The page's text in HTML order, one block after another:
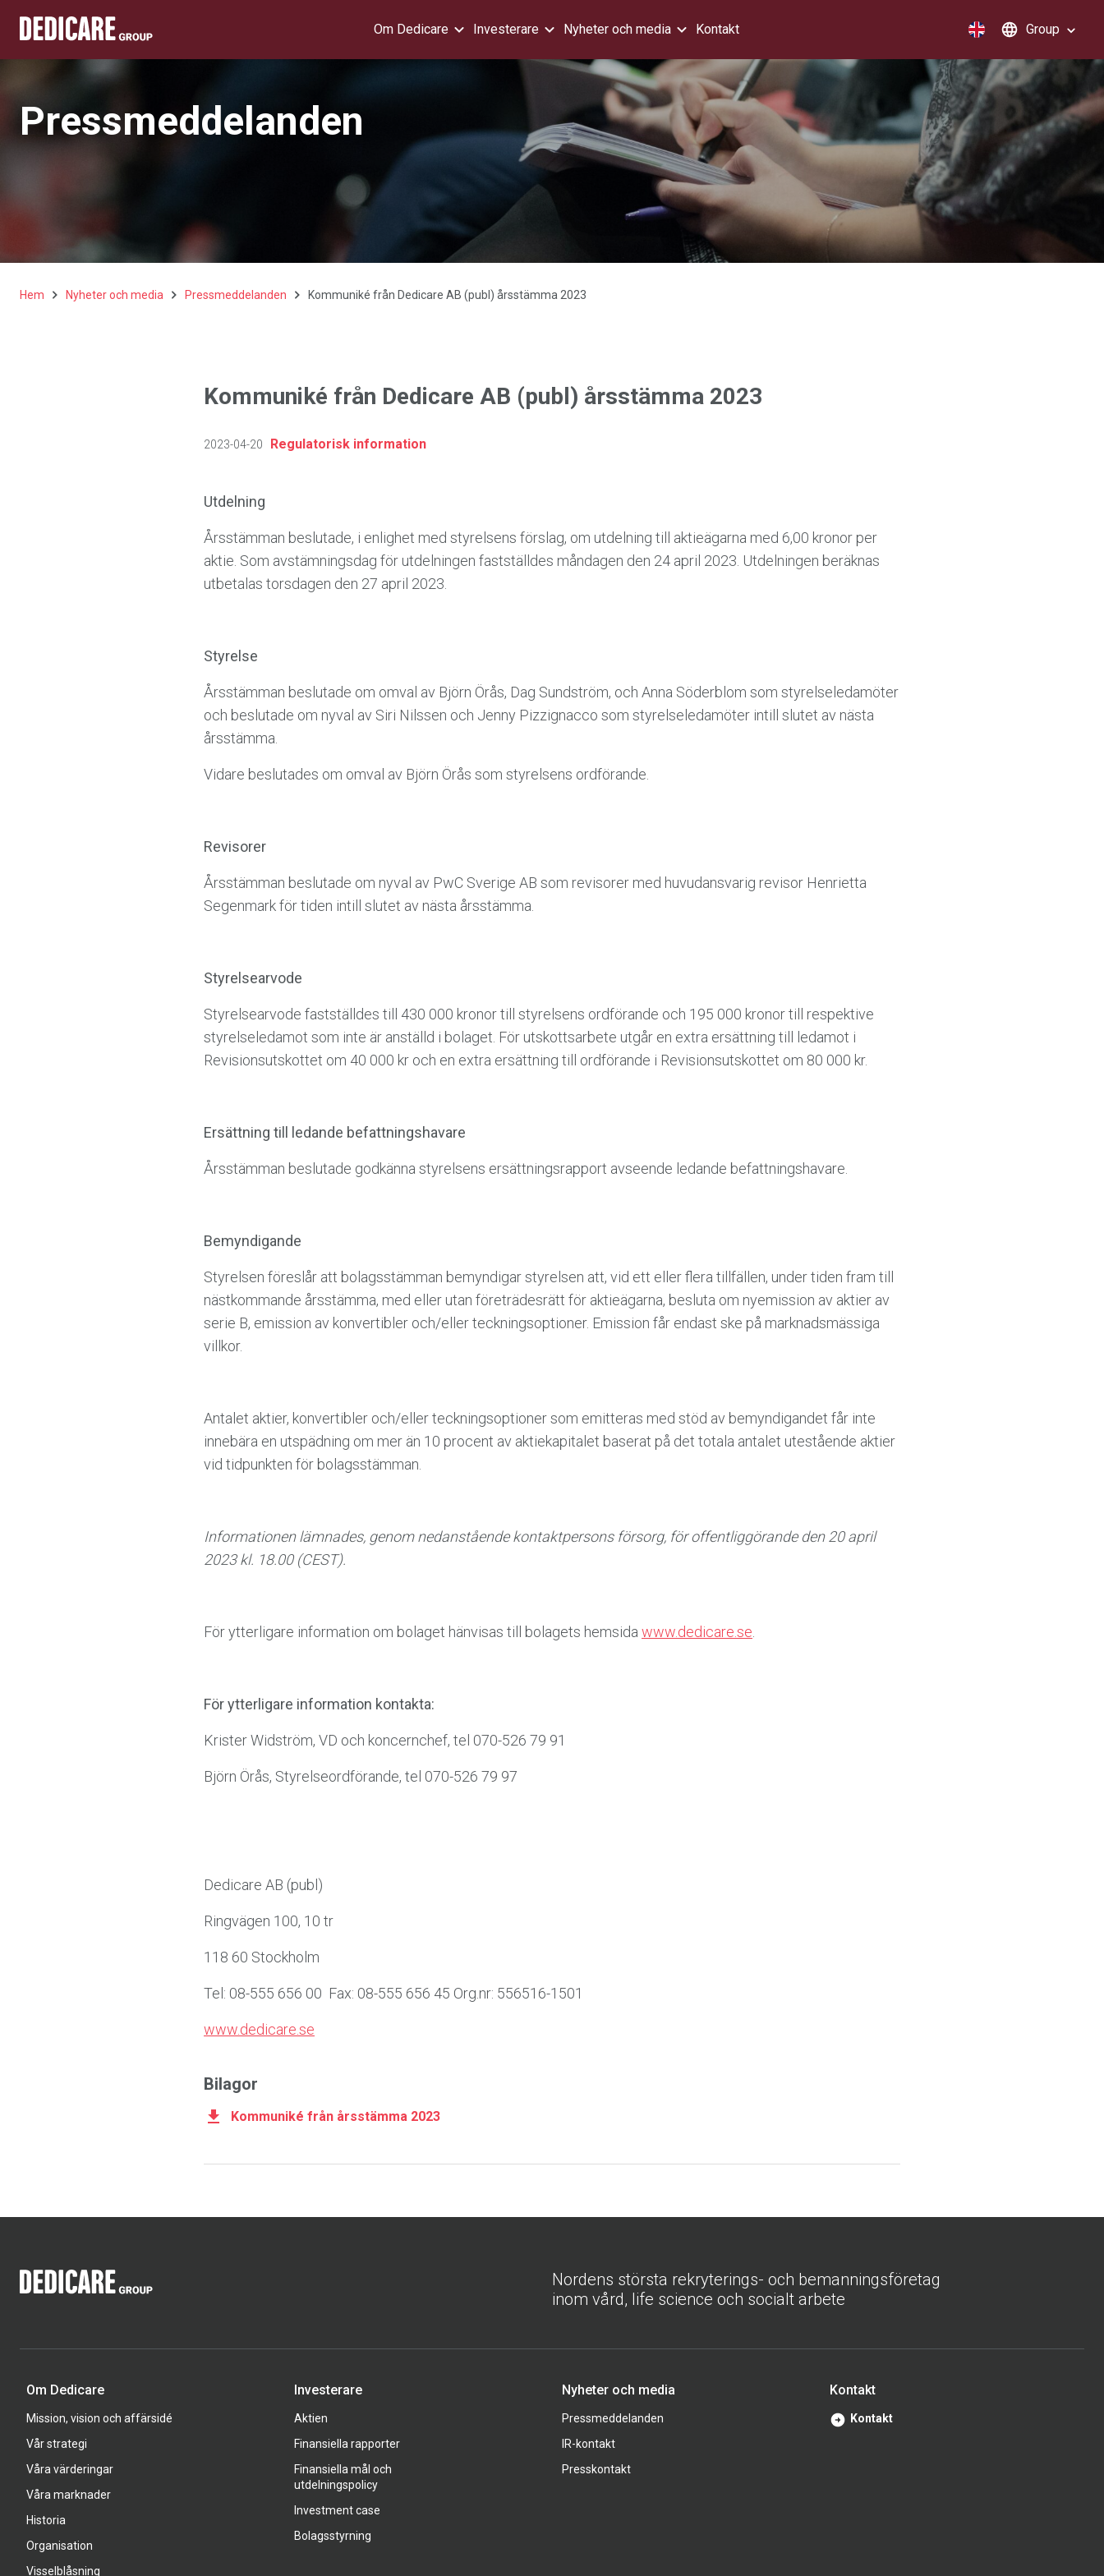
Om Dedicare Investerare Nyheter och media Kontakt Group
Pressmeddelanden
Hem Nyheter och media Pressmeddelanden Kommuniké från Dedicare AB (publ) årsstämma 2023
Kommuniké från Dedicare AB (publ) årsstämma 2023
2023-04-20 Regulatorisk information
Utdelning
Årsstämman beslutade, i enlighet med styrelsens förslag, om utdelning till aktieägarna med 6,00 kronor per
aktie. Som avstämningsdag för utdelningen fastställdes måndagen den 24 april 2023. Utdelningen beräknas
utbetalas torsdagen den 27 april 2023.
Styrelse
Årsstämman beslutade om omval av Björn Örås, Dag Sundström, och Anna Söderblom som styrelseledamöter
och beslutade om nyval av Siri Nilssen och Jenny Pizzignacco som styrelseledamöter intill slutet av nästa
årsstämma.
Vidare beslutades om omval av Björn Örås som styrelsens ordförande.
Revisorer
Årsstämman beslutade om nyval av PwC Sverige AB som revisorer med huvudansvarig revisor Henrietta
Segenmark för tiden intill slutet av nästa årsstämma.
Styrelsearvode
Styrelsearvode fastställdes till 430 000 kronor till styrelsens ordförande och 195 000 kronor till respektive
styrelseledamot som inte är anställd i bolaget. För utskottsarbete utgår en extra ersättning till ledamot i
Revisionsutskottet om 40 000 kr och en extra ersättning till ordförande i Revisionsutskottet om 80 000 kr.
Ersättning till ledande befattningshavare
Årsstämman beslutade godkänna styrelsens ersättningsrapport avseende ledande befattningshavare.
Bemyndigande
Styrelsen föreslår att bolagsstämman bemyndigar styrelsen att, vid ett eller flera tillfällen, under tiden fram till
nästkommande årsstämma, med eller utan företrädesrätt för aktieägarna, besluta om nyemission av aktier av
serie B, emission av konvertibler och/eller teckningsoptioner. Emission får endast ske på marknadsmässiga
villkor.
Antalet aktier, konvertibler och/eller teckningsoptioner som emitteras med stöd av bemyndigandet får inte
innebära en utspädning om mer än 10 procent av aktiekapitalet baserat på det totala antalet utestående aktier
vid tidpunkten för bolagsstämman.
Informationen lämnades, genom nedanstående kontaktpersons försorg, för offentliggörande den 20 april
2023 kl. 18.00 (CEST).
För ytterligare information om bolaget hänvisas till bolagets hemsida www.dedicare.se
För ytterligare information kontakta:
Krister Widström, VD och koncernchef, tel 070-526 79 91
Björn Örås, Styrelseordförande, tel 070-526 79 97
Dedicare AB (publ)
Ringvägen 100, 10 tr
118 60 Stockholm
Tel: 08-555 656 00 Fax: 08-555 656 45 Org.nr: 556516-1501
www.dedicare.se
Bilagor
Kommuniké från årsstämma 2023
Nordens största rekryterings- och bemanningsföretag
inom vård, life science och socialt arbete
Om Dedicare
Mission, vision och affärsidé
Vår strategi
Våra värderingar
Våra marknader
Historia
Organisation
Visselblåsning
Investerare
Aktien
Finansiella rapporter
Finansiella mål och
utdelningspolicy
Investment case
Bolagsstyrning
Nyheter och media
Pressmeddelanden
IR-kontakt
Presskontakt
Kontakt
Kontakt